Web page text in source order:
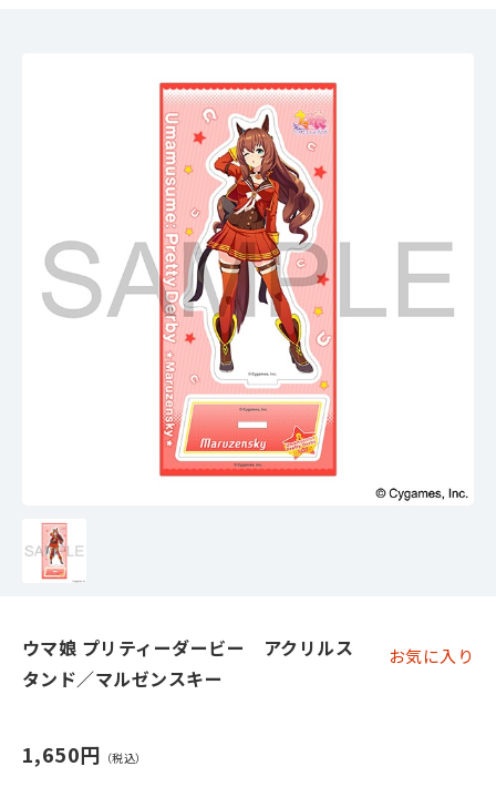
ウマ娘 プリティーダービー アクリルス
タンド／マルゼンスキー
お気に入り
1,650円